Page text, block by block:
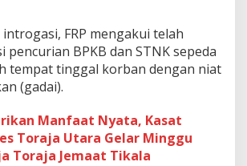
FRP mengakui telah
pencurian BPKB dan STNK sepeda
tempat tinggal korban dengan niat
(gadai).
Manfaat Nyata, Kasat
Toraja Utara Gelar Minggu
Toraja Jemaat Tikala